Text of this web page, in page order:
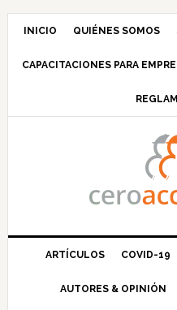
Saltar
navegación
Saltar
principal
Saltar
barra
principal
Saltar
INICIO QUIÉNES SOMOS
CAPACITACIONES PARA
ARTÍCULOS COVID-19
AUTORES & OPINIÓN